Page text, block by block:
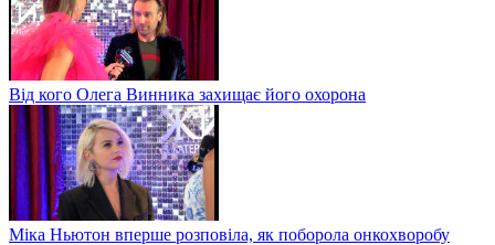
Від кого Олега Винника захищає його охорона
Міка Ньютон вперше розповіла, як поборола онкохворобу